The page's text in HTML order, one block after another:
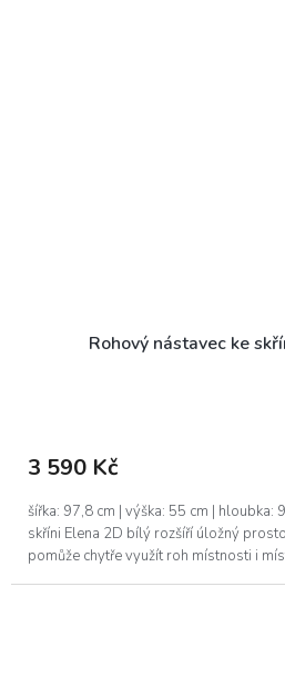
Rohový nástavec ke
3 590 Kč
šířka: 97,8 cm | výška: 55 cm | hloubka:
skříni Elena 2D bílý rozšíří úložný
pomůže chytře využít roh místnosti i